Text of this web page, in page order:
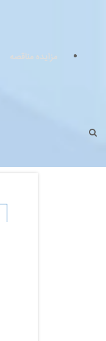
مزایده مناقصه